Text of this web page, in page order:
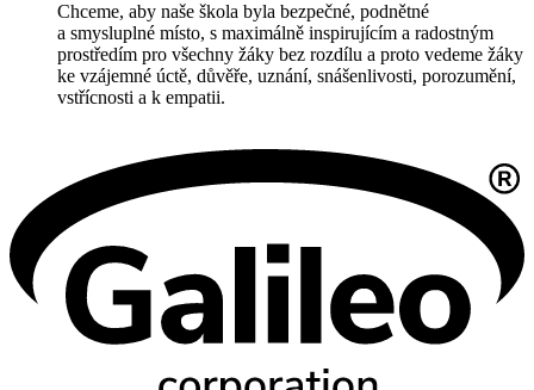
Chceme, aby naše škola byla bezpečné, podnětné
a smysluplné místo, s maximálně inspirujícím a radostným
prostředím pro všechny žáky bez rozdílu a proto vedeme žáky
ke vzájemné úctě, důvěře, uznání, snášenlivosti, porozumění,
vstřícnosti a k empatii.